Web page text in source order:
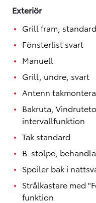
Exteriör
Grill fram,
Fönsterlist svart
Manuell
Grill, undre, svart
Antenn
Bakruta,
intervallfunktion
Tak standard
B-stolpe,
Spoiler bak i
Strålkastare med
funktion